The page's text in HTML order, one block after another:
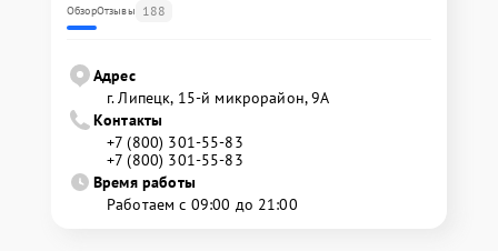
ОбзорОтзывы 188
Адрес
г. Липецк, 15-й микрорайон, 9А
Контакты
+7 (800) 301-55-83
+7 (800) 301-55-83
Время работы
Работаем с 09:00 до 21:00